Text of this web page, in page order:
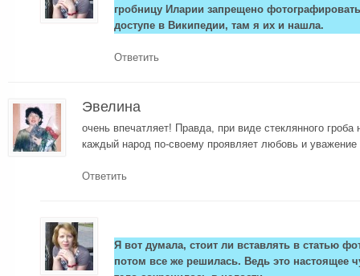
гробницу Иларии запрещено
доступе в Википедии, там я их и нашла.
Ответить
Эвелина
очень впечатляет! Правда, при виде стеклянного
каждый народ по-своему проявляет любовь и
Ответить
Я вот думала, стоит ли вставлять в статью
потом все же решилась. Ведь это настоящее